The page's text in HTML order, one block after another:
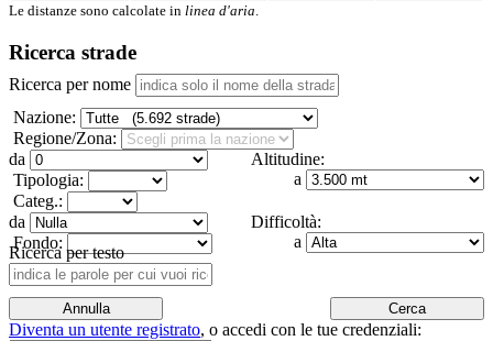
Le distanze sono calcolate in linea d'aria.
Ricerca strade
Ricerca per nome
Nazione:
Regione/Zona:
Altitudine:
da
a
Tipologia:
Categ.:
Difficoltà:
da
a
Fondo:
Ricerca per testo
Diventa un utente registrato, o accedi con le tue credenziali: